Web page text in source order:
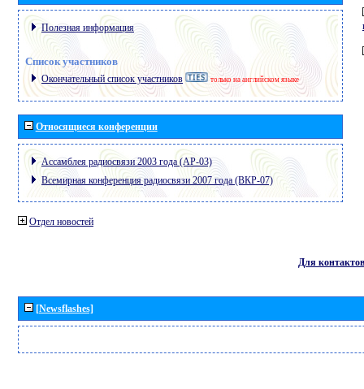
Полезная информация
Список участников
Окончательный список участников только на английском языке
Относящиеся конференции
Ассамблея радиосвязи 2003 года (АР-03)
Всемирная конференция радиосвязи 2007 года (ВКР-07)
Отдел новостей
Для контактов
[Newsflashes]